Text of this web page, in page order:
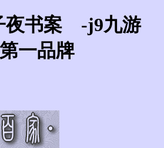
夜书案 -j9九游
一品牌